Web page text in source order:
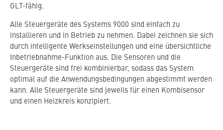
GLT-fähig.
Alle Steuergeräte des Systems 9000 sind einfach zu
installieren und in Betrieb zu nehmen. Dabei zeichnen sie sich
durch intelligente Werkseinstellungen und eine übersichtliche
Inbetriebnahme-Funktion aus. Die Sensoren und die
Steuergeräte sind frei kombinierbar, sodass das System
optimal auf die Anwendungsbedingungen abgestimmt werden
kann. Alle Steuergeräte sind jeweils für einen Kombisensor
und einen Heizkreis konzipiert.